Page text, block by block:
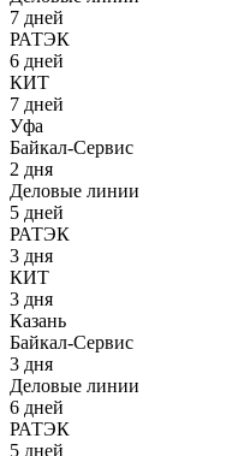
7 дней
РАТЭК
6 дней
КИТ
7 дней
Уфа
Байкал-Сервис
2 дня
Деловые линии
5 дней
РАТЭК
3 дня
КИТ
3 дня
Казань
Байкал-Сервис
3 дня
Деловые линии
6 дней
РАТЭК
5 дней